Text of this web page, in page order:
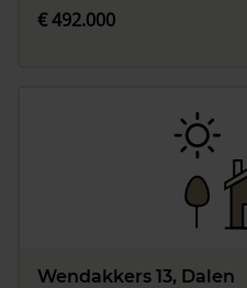
€ 492.000
Wendakkers 13, Dalen